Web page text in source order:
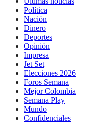
Política
Nación
Dinero
Deportes
Opinión
Impresa
Jet Set
Elecciones 2026
Foros Semana
Mejor Colombia
Semana Play
Mundo
Confidenciales